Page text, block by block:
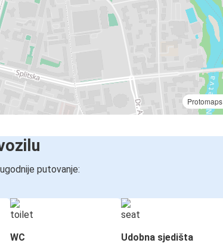
Protomaps
putovanje:
WC Udobna sjedišta